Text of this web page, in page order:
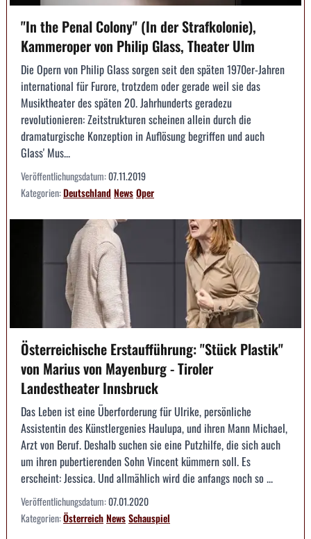
"In the Penal Colony" (In der Strafkolonie),
Kammeroper von Philip Glass, Theater Ulm
Die Opern von Philip Glass sorgen seit den späten 1970er-Jahren
international für Furore, trotzdem oder gerade weil sie das
Musiktheater des späten 20. Jahrhunderts geradezu
revolutionieren: Zeitstrukturen scheinen allein durch die
dramaturgische Konzeption in Auflösung begriffen und auch
Glass' Mus...
Veröffentlichungsdatum:07.11.2019
Kategorien:DeutschlandNewsOper
Österreichische Erstaufführung: "Stück Plastik"
von Marius von Mayenburg - Tiroler
Landestheater Innsbruck
Das Leben ist eine Überforderung für Ulrike, persönliche
Assistentin des Künstlergenies Haulupa, und ihren Mann Michael,
Arzt von Beruf. Deshalb suchen sie eine Putzhilfe, die sich auch
um ihren pubertierenden Sohn Vincent kümmern soll. Es
erscheint: Jessica. Und allmählich wird die anfangs noch so ...
Veröffentlichungsdatum:07.01.2020
Kategorien:ÖsterreichNewsSchauspiel